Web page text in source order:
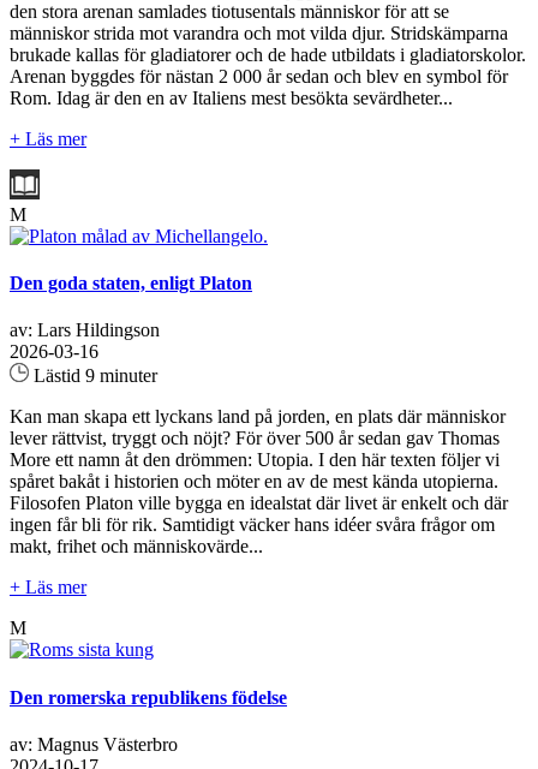
den stora arenan samlades tiotusentals människor för att se
människor strida mot varandra och mot vilda djur. Stridskämparna
brukade kallas för gladiatorer och de hade utbildats i gladiatorskolor.
Arenan byggdes för nästan 2 000 år sedan och blev en symbol för
Rom. Idag är den en av Italiens mest besökta sevärdheter...
+ Läs mer
M
Den goda staten, enligt Platon
av: Lars Hildingson
2026-03-16
Lästid 9 minuter
Kan man skapa ett lyckans land på jorden, en plats där människor
lever rättvist, tryggt och nöjt? För över 500 år sedan gav Thomas
More ett namn åt den drömmen: Utopia. I den här texten följer vi
spåret bakåt i historien och möter en av de mest kända utopierna.
Filosofen Platon ville bygga en idealstat där livet är enkelt och där
ingen får bli för rik. Samtidigt väcker hans idéer svåra frågor om
makt, frihet och människovärde...
+ Läs mer
M
Den romerska republikens födelse
av: Magnus Västerbro